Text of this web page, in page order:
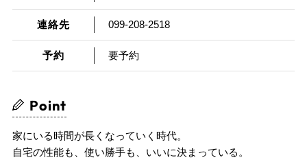
連絡先 099-208-2518
予約 要予約
Point
家にいる時間が長くなっていく時代。
自宅の性能も、使い勝手も、いいに決まっている。